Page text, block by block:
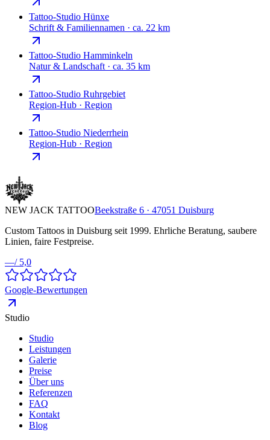
Tattoo-Studio Hünxe
Schrift & Familiennamen · ca. 22 km
Tattoo-Studio Hamminkeln
Natur & Landschaft · ca. 35 km
Tattoo-Studio Ruhrgebiet
Region-Hub · Region
Tattoo-Studio Niederrhein
Region-Hub · Region
NEW JACK TATTOOBeekstraße 6 · 47051 Duisburg
Custom Tattoos in Duisburg seit 1999. Ehrliche Beratung, saubere
Linien, faire Festpreise.
—/ 5,0
Google-Bewertungen
Studio
Studio
Leistungen
Galerie
Preise
Über uns
Referenzen
FAQ
Kontakt
Blog